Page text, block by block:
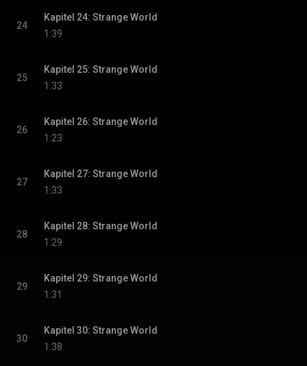
24
Kapitel 24: Strange World
1:39
25
Kapitel 25: Strange World
1:33
26
Kapitel 26: Strange World
1:23
27
Kapitel 27: Strange World
1:33
28
Kapitel 28: Strange World
1:29
29
Kapitel 29: Strange World
1:31
30
Kapitel 30: Strange World
1:38